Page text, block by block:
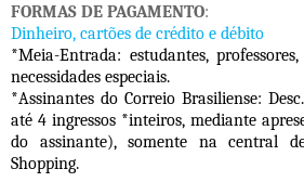
FORMAS DE PAGAMENTO:
Dinheiro, cartões de crédito e débito
*Meia-Entrada: estudantes,
necessidades especiais.
*Assinantes do Correio Brasiliense:
até 4 ingressos *inteiros, mediante
do assinante), somente na central
Shopping.